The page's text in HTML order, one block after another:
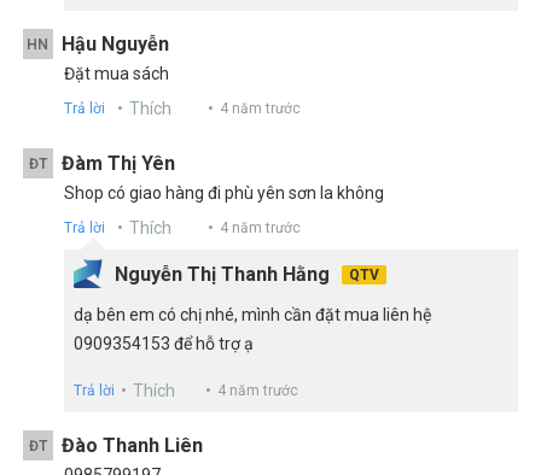
HN Hậu Nguyễn
Đặt mua sách
Trả lời Thích 4 năm trước
ĐT Đàm Thị Yên
Shop có giao hàng đi phù yên sơn la không
Trả lời Thích 4 năm trước
Nguyễn Thị Thanh Hằng QTV
dạ bên em có chị nhé, mình cần đặt mua liên hệ
0909354153 để hỗ trợ ạ
Trả lời Thích 4 năm trước
ĐT Đào Thanh Liên